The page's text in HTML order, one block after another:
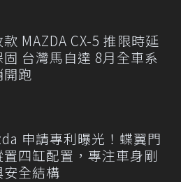
MAZDA CX-5 推限時延
固 台灣馬自達 8月全車系
開跑
申請專利曝光！蝶翼門
置四缸配置，專注車身剛
安全結構